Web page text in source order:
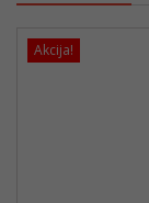
Akcija!